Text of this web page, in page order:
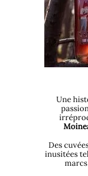
Une
Des
inusitées